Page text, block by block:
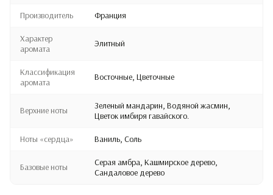
Производитель Франция
Характер
аромата
Элитный
Классификация
аромата
Восточные, Цветочные
Верхние ноты
Зеленый мандарин, Водяной жасмин,
Цветок имбиря гавайского.
Ноты «сердца» Ваниль, Соль
Базовые ноты
Серая амбра, Кашмирское дерево,
Сандаловое дерево